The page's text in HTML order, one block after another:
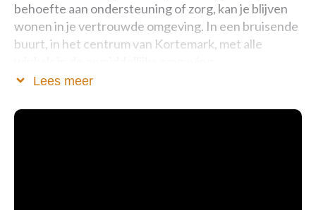
behoefte aan ondersteuning of zorg, kan je blijven
wonen in je vertrouwde omgeving. In een bruisende
buurt, in het centrum van Kortemark, met alle
een referentie in de begeleiding en opvang van
Lees meer